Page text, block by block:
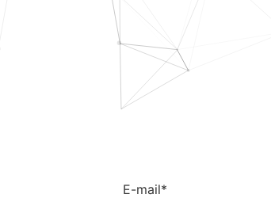
E-mail*